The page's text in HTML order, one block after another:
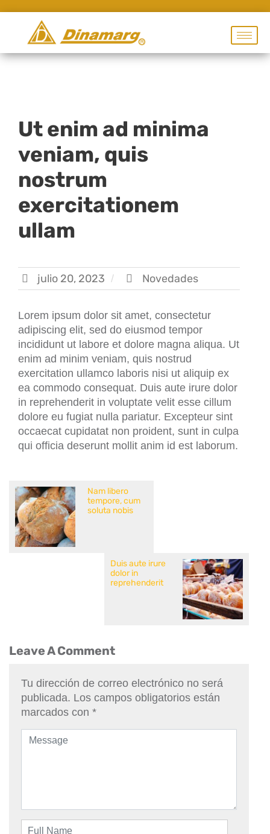
Ut enim ad minima
veniam, quis
nostrum
exercitationem
ullam
julio 20, 2023 Novedades
Lorem ipsum dolor sit amet, consectetur
adipiscing elit, sed do eiusmod tempor
incididunt ut labore et dolore magna aliqua. Ut
enim ad minim veniam, quis nostrud
exercitation ullamco laboris nisi ut aliquip ex
ea commodo consequat. Duis aute irure dolor
in reprehenderit in voluptate velit esse cillum
dolore eu fugiat nulla pariatur. Excepteur sint
occaecat cupidatat non proident, sunt in culpa
qui officia deserunt mollit anim id est laborum.
Nam libero
tempore, cum
soluta nobis
Duis aute irure
dolor in
reprehenderit
Leave A Comment
Tu dirección de correo electrónico no será
publicada. Los campos obligatorios están
marcados con *